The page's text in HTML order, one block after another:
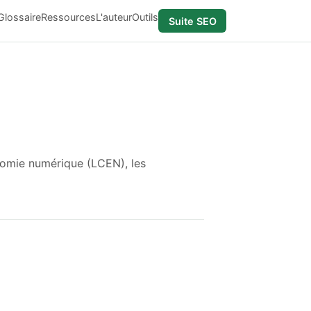
RessourcesL'auteurOutils Suite SEO
numérique (LCEN), les